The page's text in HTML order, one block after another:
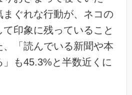
まぐれな行動が、ネコの
て印象に残っていること
「読んでいる新聞や本
も45.3%と半数近くに